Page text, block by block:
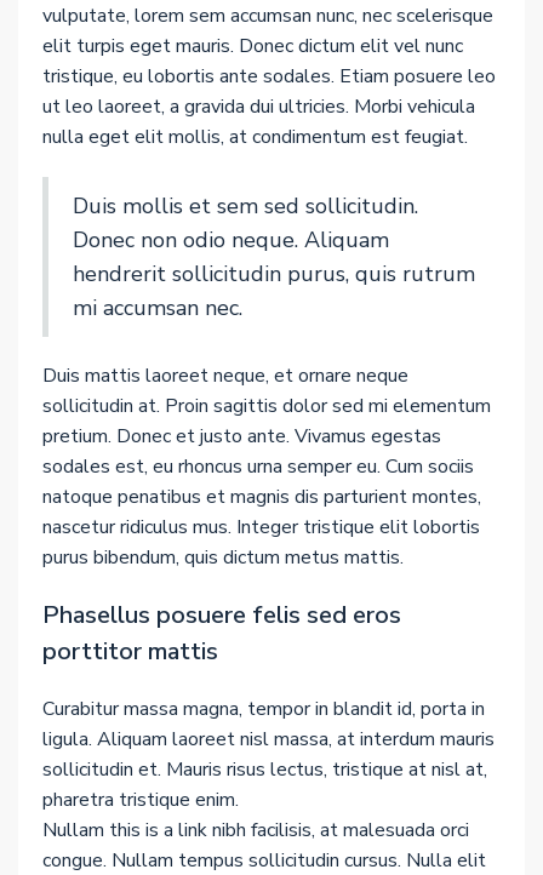
vulputate, lorem sem accumsan nunc, nec scelerisque
elit turpis eget mauris. Donec dictum elit vel nunc
tristique, eu lobortis ante sodales. Etiam posuere leo
ut leo laoreet, a gravida dui ultricies. Morbi vehicula
nulla eget elit mollis, at condimentum est feugiat.
Duis mollis et sem sed sollicitudin.
Donec non odio neque. Aliquam
hendrerit sollicitudin purus, quis rutrum
mi accumsan nec.
Duis mattis laoreet neque, et ornare neque
sollicitudin at. Proin sagittis dolor sed mi elementum
pretium. Donec et justo ante. Vivamus egestas
sodales est, eu rhoncus urna semper eu. Cum sociis
natoque penatibus et magnis dis parturient montes,
nascetur ridiculus mus. Integer tristique elit lobortis
purus bibendum, quis dictum metus mattis.
Phasellus posuere felis sed eros
porttitor mattis
Curabitur massa magna, tempor in blandit id, porta in
ligula. Aliquam laoreet nisl massa, at interdum mauris
sollicitudin et. Mauris risus lectus, tristique at nisl at,
pharetra tristique enim.
Nullam this is a link nibh facilisis, at malesuada orci
congue. Nullam tempus sollicitudin cursus. Nulla elit